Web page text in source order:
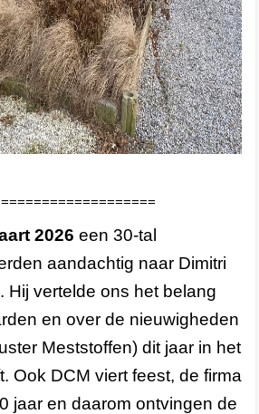
2026 een 30-tal
aandachtig naar Dimitri
Hij vertelde ons het belang
en over de nieuwigheden
Meststoffen) dit jaar in het
Ook DCM viert feest, de firma
jaar en daarom ontvingen de